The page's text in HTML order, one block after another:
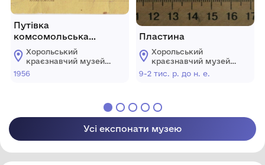
Путівка
комсомольська
Костенко Т.М.
Хорольський
краєзнавчий музей
Хорольської міської
1956
Пластина
Хорольський
краєзнавчий музей
ради Лубенського
9-2 тис. р. до н. е.
Усі експонати музею